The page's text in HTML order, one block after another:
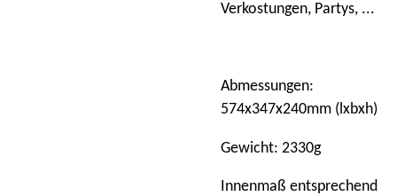
Verkostungen, Partys, ...
Abmessungen:
574x347x240mm (lxbxh)
Gewicht: 2330g
Innenmaß entsprechend